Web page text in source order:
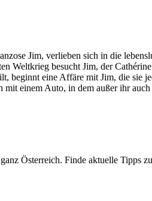
Jim, verlieben sich in die
Weltkrieg besucht Jim, der
beginnt eine Affäre mit Jim, die sie
mit einem Auto, in dem außer ihr
Österreich. Finde aktuelle Tipps